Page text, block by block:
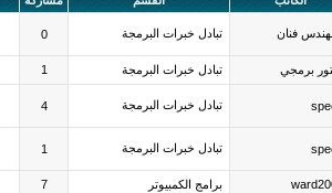
فنان تبادل خبرات البرمجة 0
برمجي تبادل خبرات البرمجة 1
تبادل خبرات البرمجة 4
تبادل خبرات البرمجة 1
برامج الكمبيوتر 7